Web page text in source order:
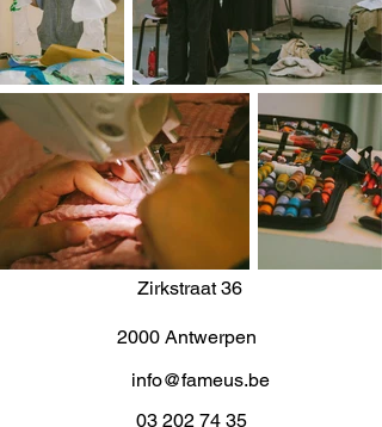
Zirkstraat 36
2000 Antwerpen
info@fameus.be
03 202 74 35